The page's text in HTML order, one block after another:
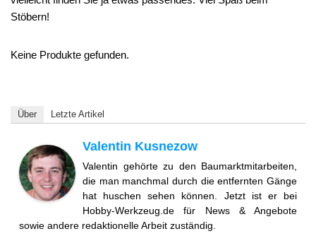
Stöbern!
Keine Produkte gefunden.
Über Letzte Artikel
Valentin Kusnezow
Valentin gehörte zu den Baumarktmitarbeiten,
die man manchmal durch die entfernten Gänge
hat huschen sehen können. Jetzt ist er bei
Hobby-Werkzeug.de für News & Angebote
sowie andere redaktionelle Arbeit zuständig.